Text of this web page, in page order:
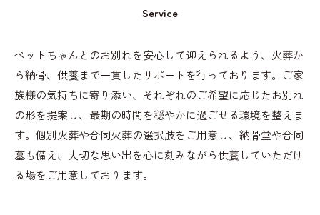
Service
ペットちゃんとのお別れを安心して迎えられるよう、火葬か
ら納骨、供養まで一貫したサポートを行っております。ご家
族様の気持ちに寄り添い、それぞれのご希望に応じたお別れ
の形を提案し、最期の時間を穏やかに過ごせる環境を整えま
す。個別火葬や合同火葬の選択肢をご用意し、納骨堂や合同
墓も備え、大切な思い出を心に刻みながら供養していただけ
る場をご用意しております。